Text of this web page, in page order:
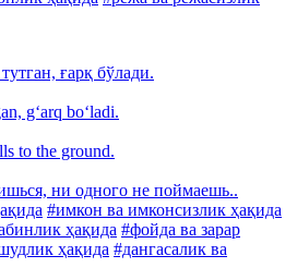
ғарқ бўлади.
g‘arq bo‘ladi.
to the ground.
ни одного не поймаешь..
#имкон ва имконсизлик ҳақида
ҳақида #фойда ва зарар
ҳақида #дангасалик ва